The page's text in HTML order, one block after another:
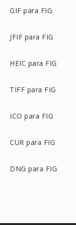
GIF para FIG
JFIF para FIG
HEIC para FIG
TIFF para FIG
ICO para FIG
CUR para FIG
DNG para FIG